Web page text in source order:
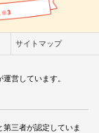
サイトマップ
営しています。
第三者が認定していま